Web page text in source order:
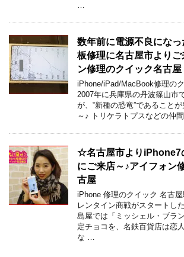
…
数年前に電源不良にな
板修理に名古屋市よりご
ン修理のクイック名古屋
iPhone/iPad/MacBook修理の
2007年に兵庫県の丹波篠山市
が、‟新種の恐竜”であること
～♪ トリケラトプスなどの仲
☆名古屋市よりiPhone7
にご来店～♪アイフォン
古屋
iPhone 修理のクイック 名古
レンタイン商戦がスタートし
島屋では「ミッシェル・ブラ
定チョコを、名鉄百貨店は恋
な …